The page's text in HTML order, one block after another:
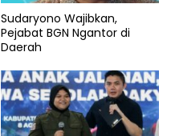
Sudaryono Wajibkan,
Pejabat BGN Ngantor di
Daerah